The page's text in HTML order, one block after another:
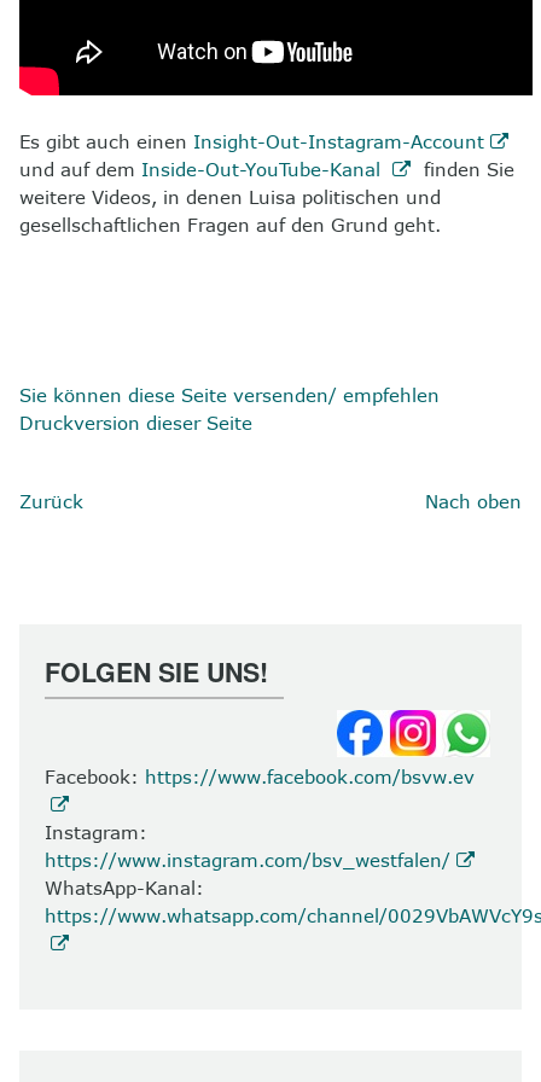
Es gibt auch einen Insight-Out-Instagram-Account
und auf dem Inside-Out-YouTube-Kanal
finden Sie
weitere Videos, in denen Luisa politischen und
gesellschaftlichen Fragen auf den Grund geht.
Sie können diese Seite versenden/ empfehlen
Druckversion dieser Seite
Zurück Nach oben
FOLGEN SIE UNS!
Facebook: https://www.facebook.com/bsvw.ev
Instagram:
https://www.instagram.com/bsv_westfalen/
WhatsApp-Kanal:
https://www.whatsapp.com/channel/